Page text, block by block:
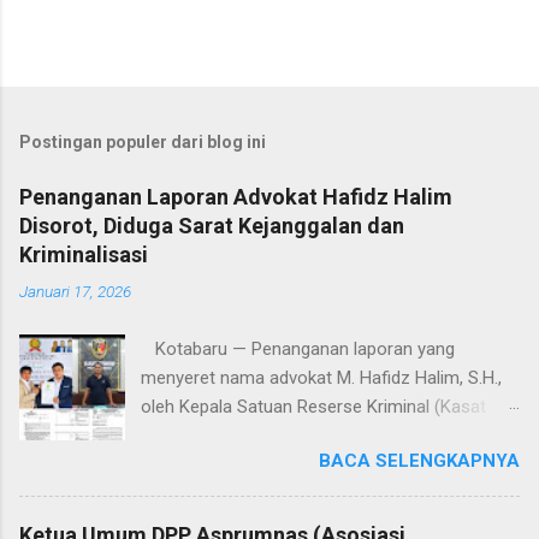
Postingan populer dari blog ini
Penanganan Laporan Advokat Hafidz Halim
Disorot, Diduga Sarat Kejanggalan dan
Kriminalisasi
Januari 17, 2026
Kotabaru — Penanganan laporan yang
menyeret nama advokat M. Hafidz Halim, S.H.,
oleh Kepala Satuan Reserse Kriminal (Kasat
Y., S.T.K., S.I.K., M.H., menuai sorotan tajam dari
kalangan advokat dan pemerhati hukum. Proses
penyelidikan hingga penyidikan yang dilakukan
BACA SELENGKAPNYA